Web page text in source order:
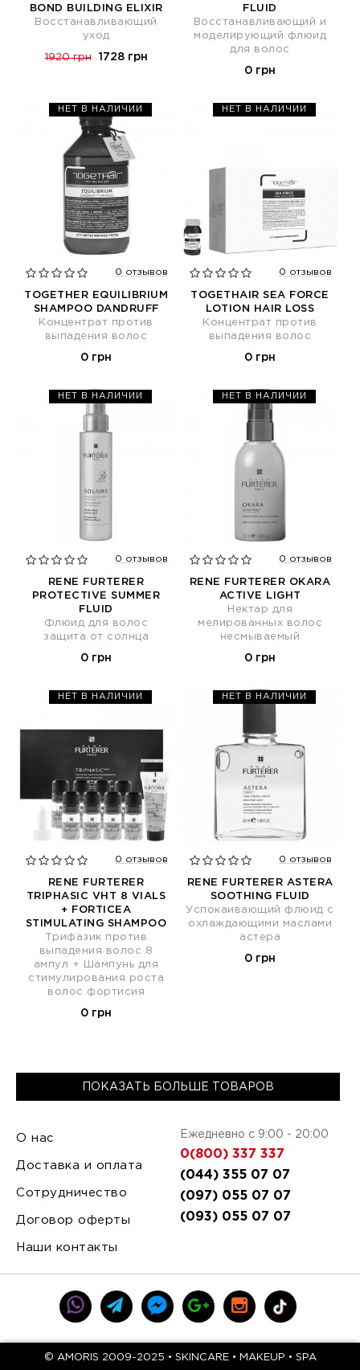
BOND BUILDING ELIXIR
Восстанавливающий
уход
1920 грн 1728 грн
FLUID
Восстанавливающий и
моделирующий флюид
для волос
0 грн
НЕТ В НАЛИЧИИ
0 отзывов
TOGETHER EQUILIBRIUM
SHAMPOO DANDRUFF
Концентрат против
выпадения волос
0 грн
НЕТ В НАЛИЧИИ
0 отзывов
TOGETHAIR SEA FORCE
LOTION HAIR LOSS
Концентрат против
выпадения волос
0 грн
НЕТ В НАЛИЧИИ
0 отзывов
RENE FURTERER
PROTECTIVE SUMMER
FLUID
Флюид для волос
защита от солнца
0 грн
НЕТ В НАЛИЧИИ
0 отзывов
RENE FURTERER OKARA
ACTIVE LIGHT
Нектар для
мелированных волос
несмываемый
0 грн
НЕТ В НАЛИЧИИ
0 отзывов
RENE FURTERER
TRIPHASIC VHT 8 VIALS
+ FORTICEA
STIMULATING SHAMPOO
Трифазик против
выпадения волос 8
ампул + Шампунь для
стимулирования роста
волос фортисия
0 грн
НЕТ В НАЛИЧИИ
0 отзывов
RENE FURTERER ASTERA
SOOTHING FLUID
Успокаивающий флюид с
охлаждающими маслами
астера
0 грн
ПОКАЗАТЬ БОЛЬШЕ ТОВАРОВ
О нас
Доставка и оплата
Сотрудничество
Договор оферты
Наши контакты
Ежедневно с 9:00 - 20:00
0(800) 337 337
(044) 355 07 07
(097) 055 07 07
(093) 055 07 07
© AMORIS 2009-2025 • SKINCARE • MAKEUP • SPA